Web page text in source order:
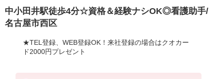
中小田井駅徒歩4分☆資格＆経験ナシOK◎看護助手/
名古屋市西区
★TEL登録、WEB登録OK！来社登録の場合はクオカー
ド2000円プレゼント